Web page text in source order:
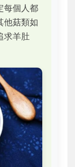
每個人都
他菇類如
求羊肚